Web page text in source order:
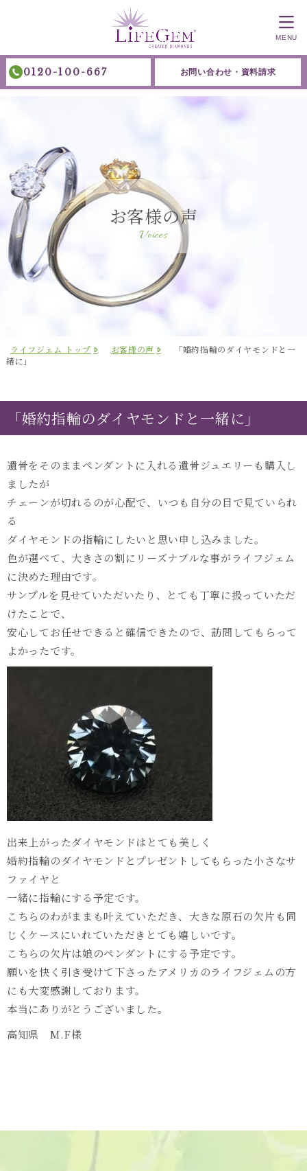
0120-100-667 お問い合わせ・資料請求
MENU
お客様の声
Voices
ライフジェム トップ お客様の声
「婚約指輪のダイヤモンドと一
緒に」
「婚約指輪のダイヤモンドと一緒に」
遺骨をそのままペンダントに入れる遺骨ジュエリーも購入し
ましたが
チェーンが切れるのが心配で、いつも自分の目で見ていられ
る
ダイヤモンドの指輪にしたいと思い申し込みました。
色が選べて、大きさの割にリーズナブルな事がライフジェム
に決めた理由です。
サンプルを見せていただいたり、とても丁寧に扱っていただ
けたことで、
安心してお任せできると確信できたので、訪問してもらって
よかったです。
出来上がったダイヤモンドはとても美しく
婚約指輪のダイヤモンドとプレゼントしてもらった小さなサ
ファイヤと
一緒に指輪にする予定です。
こちらのわがままも叶えていただき、大きな原石の欠片も同
じくケースにいれていただきとても嬉しいです。
こちらの欠片は娘のペンダントにする予定です。
願いを快く引き受けて下さったアメリカのライフジェムの方
にも大変感謝しております。
本当にありがとうございました。
高知県 M.F様